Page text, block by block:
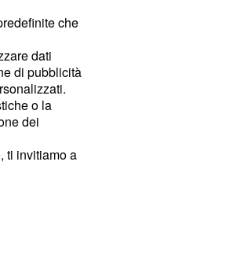
che
dati
di pubblicità
o la
dei
ti invitiamo a